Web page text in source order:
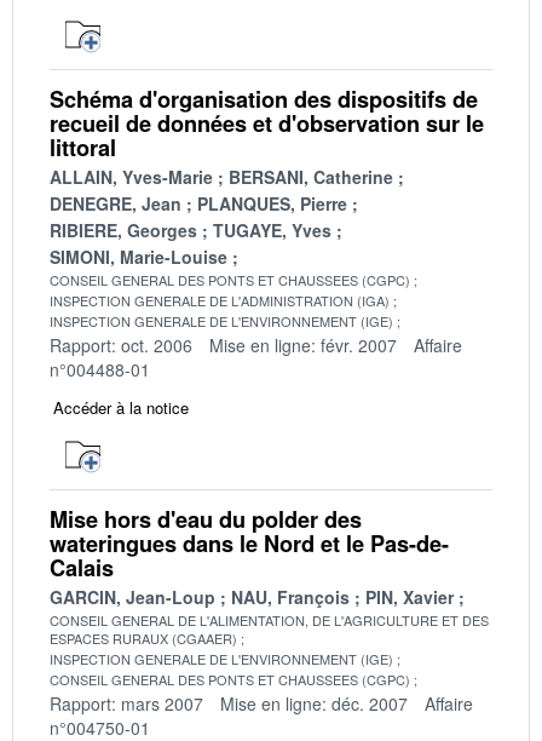
Schéma d'organisation des dispositifs de
recueil de données et d'observation sur le
littoral
ALLAIN, Yves-Marie
BERSANI, Catherine
DENEGRE, Jean
PLANQUES, Pierre
RIBIERE, Georges
TUGAYE, Yves
SIMONI, Marie-Louise
CONSEIL GENERAL DES PONTS ET CHAUSSEES (CGPC)
INSPECTION GENERALE DE L'ADMINISTRATION (IGA)
INSPECTION GENERALE DE L'ENVIRONNEMENT (IGE)
Rapport: oct. 2006 Mise en ligne: févr. 2007
Affaire
n°004488-01
Accéder à la notice
Mise hors d'eau du polder des
wateringues dans le Nord et le Pas-de-
Calais
GARCIN, Jean-Loup NAU, François PIN, Xavier
CONSEIL GENERAL DE L'ALIMENTATION, DE L'AGRICULTURE ET DES
ESPACES RURAUX (CGAAER)
INSPECTION GENERALE DE L'ENVIRONNEMENT (IGE)
CONSEIL GENERAL DES PONTS ET CHAUSSEES (CGPC)
Rapport: mars 2007 Mise en ligne: déc. 2007
Affaire
n°004750-01